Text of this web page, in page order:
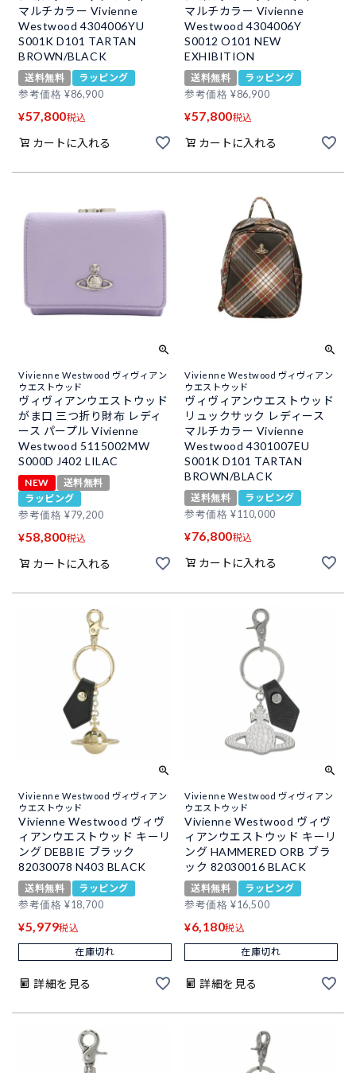
マルチカラー Vivienne
Westwood 4304006YU
S001K D101 TARTAN
BROWN/BLACK
送料無料
ラッピング
参考価格 ¥86,900
¥57,800税込
カートに入れる
マルチカラー Vivienne
Westwood 4304006Y
S0012 O101 NEW
EXHIBITION
送料無料
ラッピング
参考価格 ¥86,900
¥57,800税込
カートに入れる
Vivienne Westwood ヴィヴィアン
ウエストウッド
ヴィヴィアンウエストウッド
がま口 三つ折り財布 レディ
ース パープル Vivienne
Westwood 5115002MW
S000D J402 LILAC
NEW
送料無料
ラッピング
参考価格 ¥79,200
¥58,800税込
カートに入れる
Vivienne Westwood ヴィヴィアン
ウエストウッド
ヴィヴィアンウエストウッド
リュックサック レディース
マルチカラー Vivienne
Westwood 4301007EU
S001K D101 TARTAN
BROWN/BLACK
送料無料
ラッピング
参考価格 ¥110,000
¥76,800税込
カートに入れる
Vivienne Westwood ヴィヴィアン
ウエストウッド
Vivienne Westwood ヴィヴ
ィアンウエストウッド キーリ
ング DEBBIE ブラック
82030078 N403 BLACK
送料無料
ラッピング
参考価格 ¥18,700
¥5,979税込
在庫切れ
詳細を見る
Vivienne Westwood ヴィヴィアン
ウエストウッド
Vivienne Westwood ヴィヴ
ィアンウエストウッド キーリ
ング HAMMERED ORB ブラ
ック 82030016 BLACK
送料無料
ラッピング
参考価格 ¥16,500
¥6,180税込
在庫切れ
詳細を見る